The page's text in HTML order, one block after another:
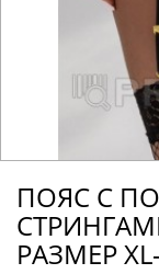
ПОЯС С
РАЗМЕР